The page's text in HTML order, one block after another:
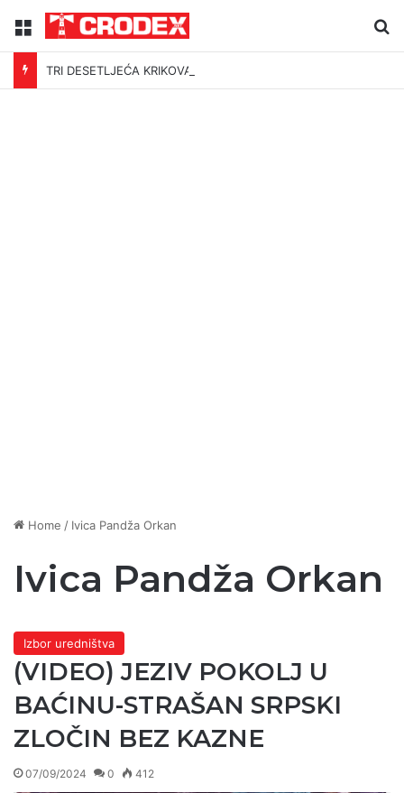
Menu
TRI DESETLJEĆA KRIKOVA OČAJNIKA
Home / Ivica Pandža Orkan
Ivica Pandža Orkan
Izbor uredništva
(VIDEO) JEZIV POKOLJ U
BAĆINU-STRAŠAN SRPSKI
ZLOČIN BEZ KAZNE
07/09/2024 0 412